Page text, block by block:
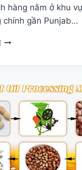
hàng nằm ở khu
chính gần Punjab…
LÀM
DỤNG
MÁY
CHIẾT
XUẤT
DẦU
VÍT
ĐỂ
TẠO